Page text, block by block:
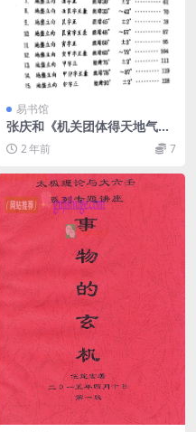
易书馆
张庆和《机关团体得天地气
篇》2 年前 7